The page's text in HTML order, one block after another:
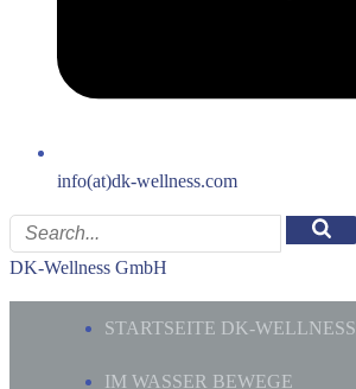
info(at)dk-wellness.com
DK-Wellness GmbH
STARTSEITE DK-WELLNESS
IM WASSER BEWEGE